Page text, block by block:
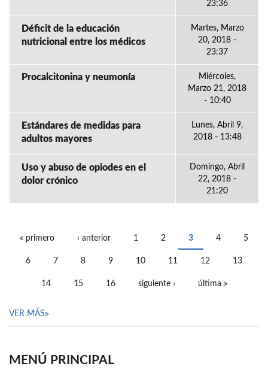
23:36
Déficit de la educación
nutricional entre los médicos
Martes, Marzo
20, 2018 -
23:37
Procalcitonina y neumonía
Miércoles,
Marzo 21, 2018
- 10:40
Estándares de medidas para
adultos mayores
Lunes, Abril 9,
2018 - 13:48
Uso y abuso de opiodes en el
dolor crónico
Domingo, Abril
22, 2018 -
21:20
« primero ‹ anterior 1 2 3 4 5
6 7 8 9 10 11 12 13
14 15 16 siguiente › última »
VER MÁS
MENÚ PRINCIPAL